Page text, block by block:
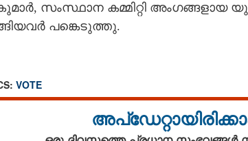
​സം​സ്ഥാ​ന​ ​ക​മ്മി​റ്റി​
​പ​ങ്കെ​ടു​ത്തു.
VOTE